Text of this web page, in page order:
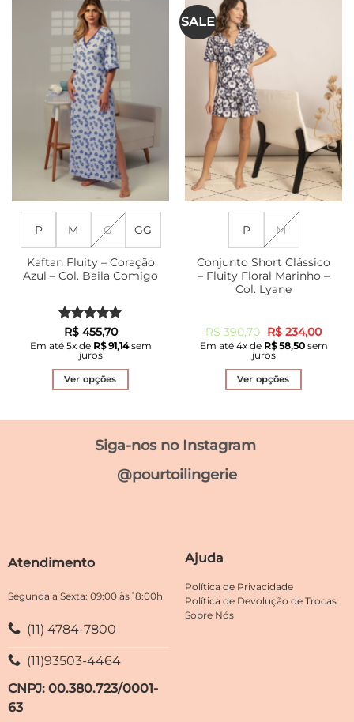
várias
variantes.
As
opções
podem
ser
escolhidas
na
página
do
produto
As
opções
ser
escolhidas
na
página
do
produto
P M G GG
Kaftan Fluity – Coração
Azul – Col. Baila Comigo
Avaliação5
de 5
R$455,70
Em até 5x de R$91,14sem
juros
Ver opções
várias
na
do
SALE
P M
Conjunto Short Clássico
– Fluity Floral Marinho –
Col. Lyane
R$390,70 O
preço
original
era:
R$ 390,70.
R$234,00O
preço
atual
Em até 4x de R$58,50sem
juros
Ver opções
do
Siga-nos no Instagram
@pourtoilingerie
Atendimento
Segunda a Sexta: 09:00 às 18:00h
(11) 4784-7800
(11)93503-4464
CNPJ: 00.380.723/0001-
63
Ajuda
Política de Privacidade
Política de Devolução de Trocas
Sobre Nós